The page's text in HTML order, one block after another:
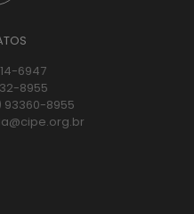
6947
8955
93360-8955